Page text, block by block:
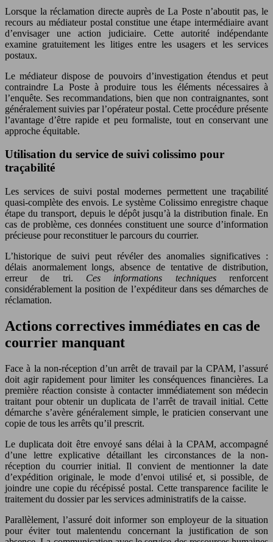
Lorsque la réclamation directe auprès de La Poste n’aboutit pas, le
recours au médiateur postal constitue une étape intermédiaire avant
d’envisager une action judiciaire. Cette autorité indépendante
examine gratuitement les litiges entre les usagers et les services
postaux.
Le médiateur dispose de pouvoirs d’investigation étendus et peut
contraindre La Poste à produire tous les éléments nécessaires à
l’enquête. Ses recommandations, bien que non contraignantes, sont
généralement suivies par l’opérateur postal. Cette procédure présente
l’avantage d’être rapide et peu formaliste, tout en conservant une
approche équitable.
Utilisation du service de suivi colissimo pour
traçabilité
Les services de suivi postal modernes permettent une traçabilité
quasi-complète des envois. Le système Colissimo enregistre chaque
étape du transport, depuis le dépôt jusqu’à la distribution finale. En
cas de problème, ces données constituent une source d’information
précieuse pour reconstituer le parcours du courrier.
L’historique de suivi peut révéler des anomalies significatives :
délais anormalement longs, absence de tentative de distribution,
erreur de tri. Ces informations techniques renforcent
considérablement la position de l’expéditeur dans ses démarches de
réclamation.
Actions correctives immédiates en cas de
courrier manquant
Face à la non-réception d’un arrêt de travail par la CPAM, l’assuré
doit agir rapidement pour limiter les conséquences financières. La
première réaction consiste à contacter immédiatement son médecin
traitant pour obtenir un duplicata de l’arrêt de travail initial. Cette
démarche s’avère généralement simple, le praticien conservant une
copie de tous les arrêts qu’il prescrit.
Le duplicata doit être envoyé sans délai à la CPAM, accompagné
d’une lettre explicative détaillant les circonstances de la non-
réception du courrier initial. Il convient de mentionner la date
d’expédition originale, le mode d’envoi utilisé et, si possible, de
joindre une copie du récépissé postal. Cette transparence facilite le
traitement du dossier par les services administratifs de la caisse.
Parallèlement, l’assuré doit informer son employeur de la situation
pour éviter tout malentendu concernant la justification de son